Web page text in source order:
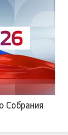
Собрания